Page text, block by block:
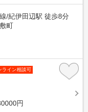
/紀伊田辺駅 徒歩8分
町
ライン相談可
円